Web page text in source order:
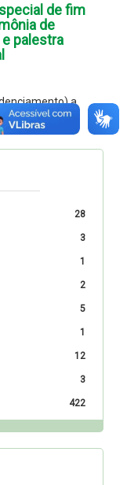
de fim
de
palestra
a
28
3
1
2
5
1
12
3
422